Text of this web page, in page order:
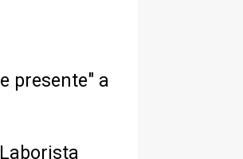
presente" a